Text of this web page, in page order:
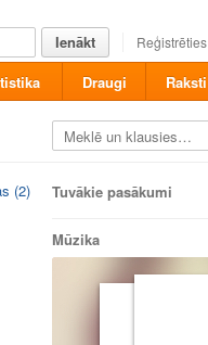
Ienākt Reģistrēties
Draugi Raksti
(2) Tuvākie pasākumi
Mūzika